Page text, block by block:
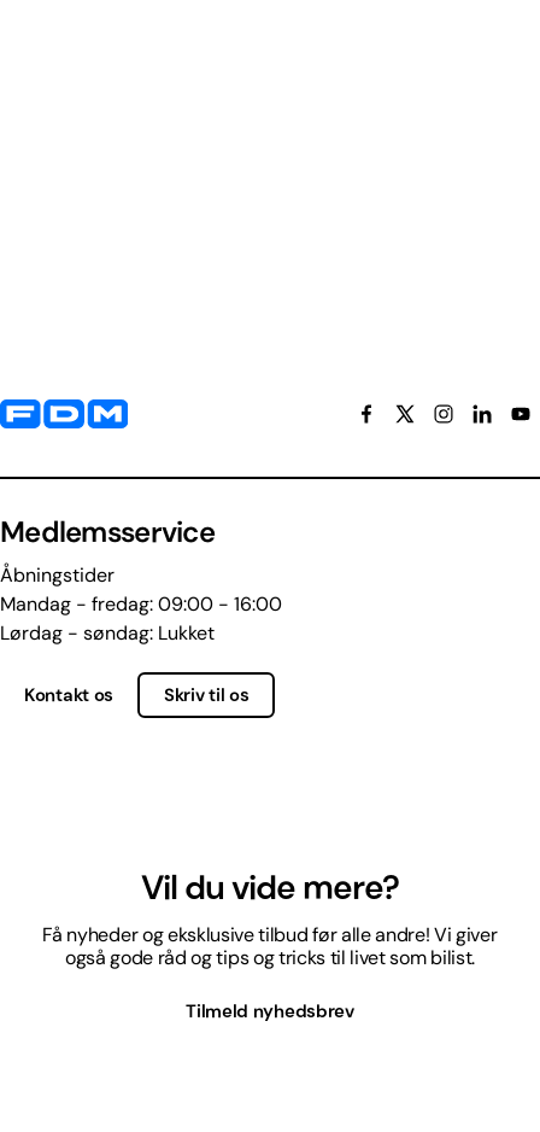
Yderligere information og kontaktoplysninger
Medlemsservice
Åbningstider
Mandag - fredag: 09:00 - 16:00
Lørdag - søndag: Lukket
Kontakt os Skriv til os
Vil du vide mere?
Få nyheder og eksklusive tilbud før alle andre! Vi giver
også gode råd og tips og tricks til livet som bilist.
Tilmeld nyhedsbrev